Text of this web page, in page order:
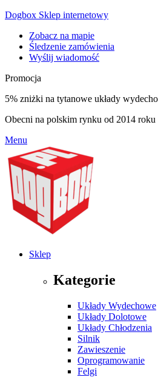
Dogbox Sklep internetowy
Zobacz na mapie
Śledzenie zamówienia
Wyślij wiadomość
Promocja
5% zniżki na tytanowe układy
Obecni na polskim rynku od 2014 roku
Menu
Sklep
Kategorie
Układy Wydechowe
Układy Dolotowe
Układy Chłodzenia
Silnik
Zawieszenie
Oprogramowanie
Felgi